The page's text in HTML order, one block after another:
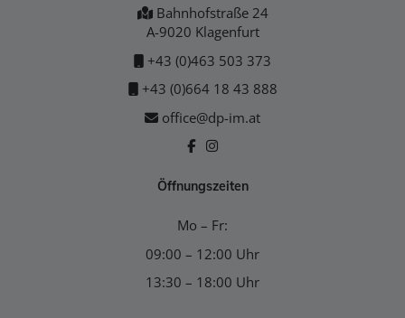
Bahnhofstraße 24
A-9020 Klagenfurt
+43 (0)463 503 373
+43 (0)664 18 43 888
office@dp-im.at
Öffnungszeiten
Mo – Fr:
09:00 – 12:00 Uhr
13:30 – 18:00 Uhr